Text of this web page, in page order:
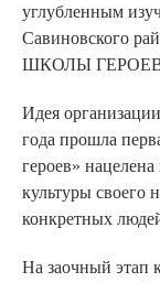
углубленным
Савиновского
ШКОЛЫ
Идея
года прошла
героев»
культуры своего
конкретных
На заочный этап